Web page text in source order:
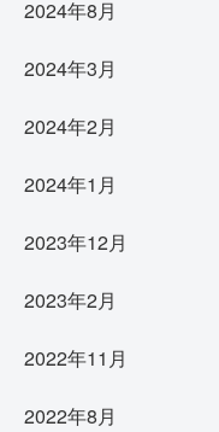
2024年8月
2024年3月
2024年2月
2024年1月
2023年12月
2023年2月
2022年11月
2022年8月